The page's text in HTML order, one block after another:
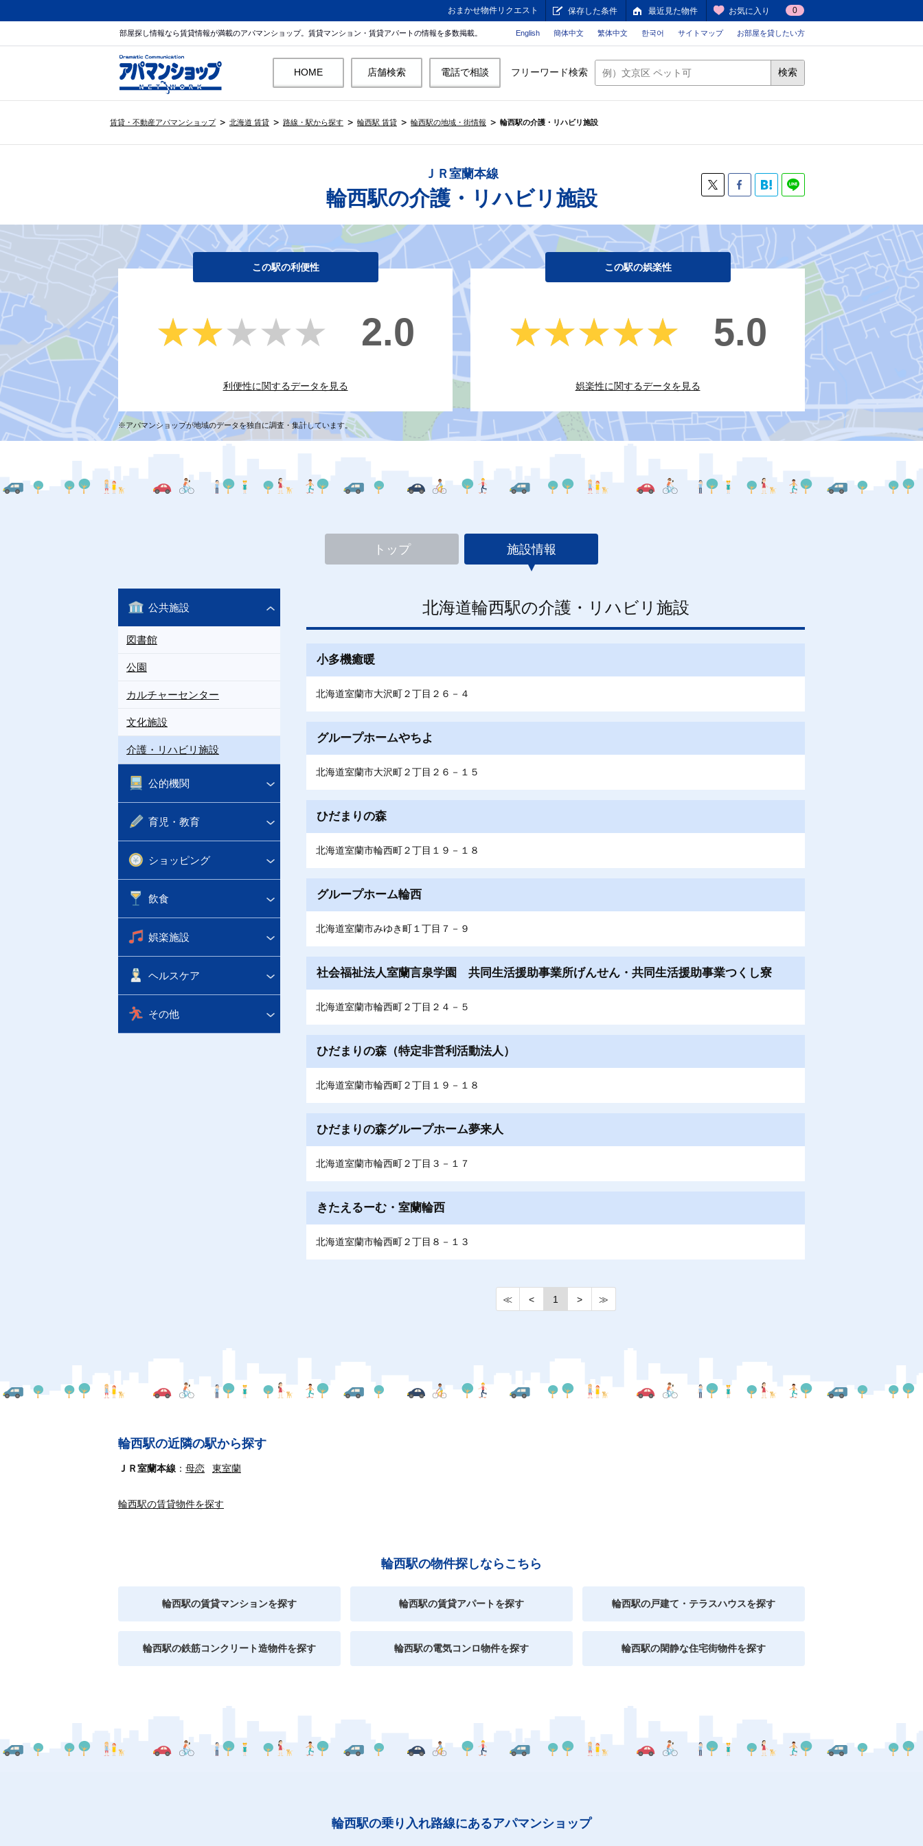
おまかせ物件リクエスト 保存した条件 最近見た物件 お気に入り 0
部屋探し情報なら賃貸情報が満載のアパマンショップ。賃貸マンション・賃貸アパートの情報を多数掲載。 English 簡体中文 繁体中文 한국어 サイトマップ お部屋を貸したい方
HOME 店舗検索 電話で相談 フリーワード検索 検索
賃貸・不動産アパマンショップ 北海道 賃貸 路線・駅から探す 輪西駅 賃貸 輪西駅の地域・街情報 輪西駅の介護・リハビリ施設
ＪＲ室蘭本線
輪西駅の介護・リハビリ施設
この駅の利便性
★★★★★
★★★★★ 2.0
利便性に関するデータを見る
この駅の娯楽性
★★★★★
★★★★★ 5.0
娯楽性に関するデータを見る
※アパマンショップが地域のデータを独自に調査・集計しています。
トップ 施設情報
公共施設
図書館
公園
カルチャーセンター
文化施設
介護・リハビリ施設
公的機関
育児・教育
ショッピング
飲食
娯楽施設
ヘルスケア
その他
北海道輪西駅の介護・リハビリ施設
小多機癒暖
北海道室蘭市大沢町２丁目２６－４
グループホームやちよ
北海道室蘭市大沢町２丁目２６－１５
ひだまりの森
北海道室蘭市輪西町２丁目１９－１８
グループホーム輪西
北海道室蘭市みゆき町１丁目７－９
社会福祉法人室蘭言泉学園 共同生活援助事業所げんせん・共同生活援助事業つくし寮
北海道室蘭市輪西町２丁目２４－５
ひだまりの森（特定非営利活動法人）
北海道室蘭市輪西町２丁目１９－１８
ひだまりの森グループホーム夢来人
北海道室蘭市輪西町２丁目３－１７
きたえるーむ・室蘭輪西
北海道室蘭市輪西町２丁目８－１３
≪ < 1 > ≫
輪西駅の近隣の駅から探す
ＪＲ室蘭本線 母恋 東室蘭
輪西駅の賃貸物件を探す
輪西駅の物件探しならこちら
輪西駅の賃貸マンションを探す 輪西駅の賃貸アパートを探す 輪西駅の戸建て・テラスハウスを探す
輪西駅の鉄筋コンクリート造物件を探す 輪西駅の電気コンロ物件を探す 輪西駅の閑静な住宅街物件を探す
輪西駅の乗り入れ路線にあるアパマンショップ